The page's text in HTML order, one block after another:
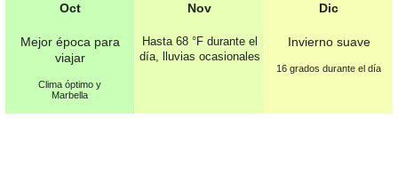
Oct
Mejor época para
viajar
Clima óptimo y
Marbella
Nov
Hasta 68 °Fdurante el
día, lluvias ocasionales
Dic
Invierno suave
16 grados durante el día